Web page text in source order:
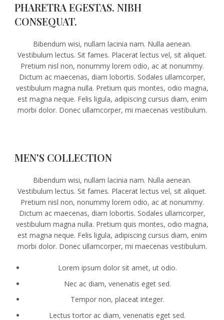
PHARETRA EGESTAS. NIBH
CONSEQUAT.
Bibendum wisi, nullam lacinia nam. Nulla aenean.
Vestibulum lectus. Sit fames. Placerat lectus vel, sit aliquet.
Pretium nisl non, nonummy lorem odio, ac at nonummy.
Dictum ac maecenas, diam lobortis. Sodales ullamcorper,
vestibulum magna nulla. Pretium quis montes, odio magna,
est magna neque. Felis ligula, adipiscing cursus diam, enim
morbi dolor. Donec ullamcorper, mi maecenas vestibulum.
MEN'S COLLECTION
Bibendum wisi, nullam lacinia nam. Nulla aenean.
Vestibulum lectus. Sit fames. Placerat lectus vel, sit aliquet.
Pretium nisl non, nonummy lorem odio, ac at nonummy.
Dictum ac maecenas, diam lobortis. Sodales ullamcorper,
vestibulum magna nulla. Pretium quis montes, odio magna,
est magna neque. Felis ligula, adipiscing cursus diam, enim
morbi dolor. Donec ullamcorper, mi maecenas vestibulum.
Lorem ipsum dolor sit amet, ut odio.
Nec ac diam, venenatis eget sed.
Tempor non, placeat integer.
Lectus tortor ac diam, venenatis eget sed.